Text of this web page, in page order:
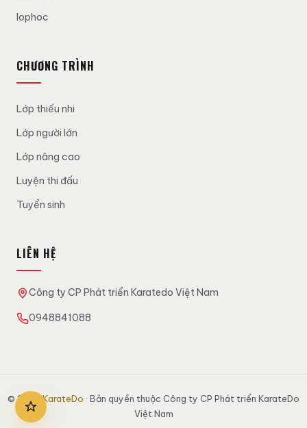
lophoc
CHƯƠNG TRÌNH
Lớp thiếu nhi
Lớp người lớn
Lớp nâng cao
Luyện thi đấu
Tuyển sinh
LIÊN HỆ
Công ty CP Phát triển Karatedo Việt Nam
0948841088
© 2026KarateDo · Bản quyền thuộc Công ty CP Phát triển KarateDo
Việt Nam